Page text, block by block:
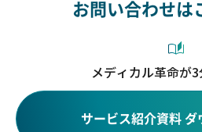
お問い合わせは
メディカル革命が
サービス紹介資料 ダ